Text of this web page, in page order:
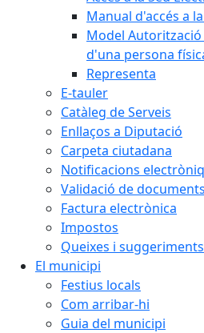
Manual d'accés a
Model
d'una persona
Representa
E-tauler
Catàleg de Serveis
Enllaços a Diputació
Carpeta ciutadana
Notificacions
Validació de documents
Factura electrònica
Impostos
Queixes i suggeriments
El municipi
Festius locals
Com arribar-hi
Guia del municipi